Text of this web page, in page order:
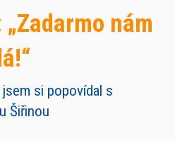
nám
si popovídal s
Šiřinou